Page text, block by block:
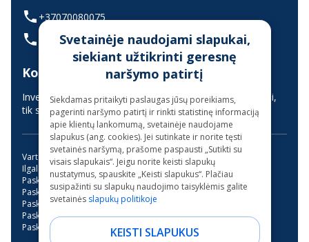
+37070080075
(skambinant iš užsienio +37068700300)
Konsultavimas gyvai
Investuotojų aptarnavimas vyksta nuotoliniu būdu (gyvai,
tik suderinus laiką iš anksto)
Vartojimo paskola
Kreditas internetu
Ilgalaikės paskolos be užstato
Mini paskola internetu
Paskola su bendraskoliu
Kreditai
Greitas kreditas
Paskola su verslo liudijimu
Paskola studijoms
Paskola be pabrangimo
Trumpalaikė paskola
Paskola garažo įsirengimui
Paskola dantų gydymui
Paskola motociklui
Paskolos be banko
Svetainėje naudojami slapukai,
siekiant užtikrinti geresnę
naršymo patirtį
Siekdamas pritaikyti paslaugas jūsų poreikiams,
pagerinti naršymo patirtį ir rinkti statistinę informaciją
apie klientų lankomumą, svetainėje naudojame
slapukus (ang. cookies). Jei sutinkate ir norite tęsti
svetainės naršymą, prašome paspausti „Sutikti su
visais slapukais“. Jeigu norite keisti slapukų
nustatymus, spauskite „Keisti slapukus“. Plačiau
susipažinti su slapukų naudojimo taisyklėmis galite
svetainės slapukų politikoje
KEISTI SLAPUKUS